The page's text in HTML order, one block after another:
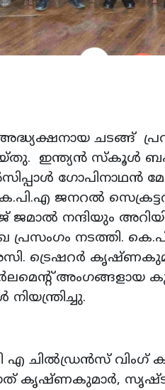
ചടങ്ങ്
ഇന്ത്യന്‍ സ്‌കൂള്‍
ഗോപിനാഥന്‍
ജനറല്‍
നന്ദിയും
നടത്തി.
അസി. ട്രെഷറര്‍
അംഗങ്ങളായ
എ ചില്‍ഡ്രന്‍സ് വിംഗ്
കൃഷ്ണകുമാര്‍, സൃഷ്ടി